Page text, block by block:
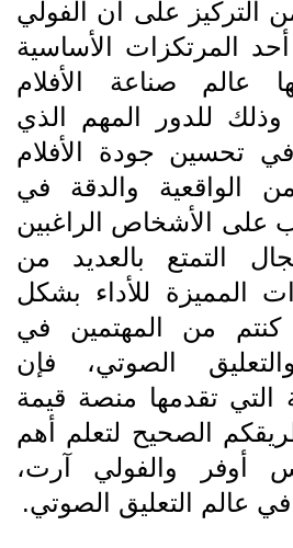
التركيز على أن الفولي
أحد المرتكزات الأساسية
عالم صناعة الأفلام
وذلك للدور المهم الذي
تحسين جودة الأفلام
الواقعية والدقة في
على الأشخاص الراغبين
التمتع بالعديد من
المميزة للأداء بشكل
من المهتمين في
الصوتي، فإن
التي تقدمها منصة قيمة
الصحيح لتعلم أهم
أوفر والفولي آرت،
في عالم التعليق الصوتي.